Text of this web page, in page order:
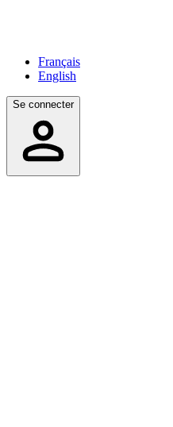
Français
English
Se connecter